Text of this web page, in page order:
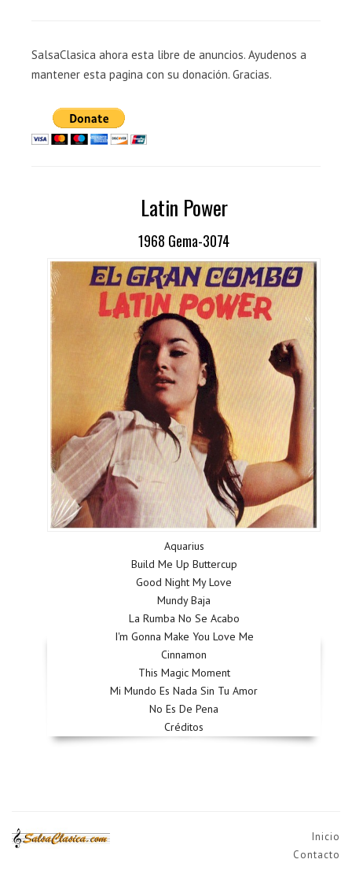
SalsaClasica ahora esta libre de anuncios. Ayudenos a
mantener esta pagina con su donación. Gracias.
Latin Power
1968 Gema-3074
Aquarius
Build Me Up Buttercup
Good Night My Love
Mundy Baja
La Rumba No Se Acabo
I'm Gonna Make You Love Me
Cinnamon
This Magic Moment
Mi Mundo Es Nada Sin Tu Amor
No Es De Pena
Créditos
Inicio
Contacto